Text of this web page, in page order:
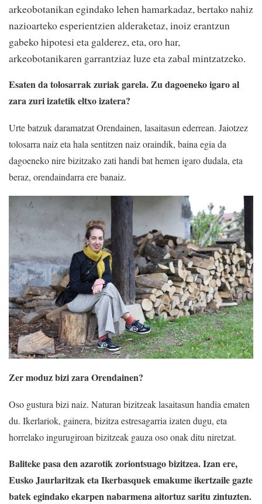
arkeobotanikan egindako lehen hamarkadaz, bertako nahiz
nazioarteko esperientzien alderaketaz, inoiz erantzun
gabeko hipotesi eta galderez, eta, oro har,
arkeobotanikaren garrantziaz luze eta zabal mintzatzeko.
Esaten da tolosarrak zuriak garela. Zu dagoeneko igaro al
zara zuri izatetik eltxo izatera?
Urte batzuk daramatzat Orendainen, lasaitasun ederrean. Jaiotzez
tolosarra naiz eta hala sentitzen naiz oraindik, baina egia da
dagoeneko nire bizitzako zati handi bat hemen igaro dudala, eta
beraz, orendaindarra ere banaiz.
Zer moduz bizi zara Orendainen?
Oso gustura bizi naiz. Naturan bizitzeak lasaitasun handia ematen
du. Ikerlariok, gainera, bizitza estresagarria izaten dugu, eta
horrelako ingurugiroan bizitzeak gauza oso onak ditu niretzat.
Baliteke pasa den azarotik zoriontsuago bizitzea. Izan ere,
Eusko Jaurlaritzak eta Ikerbasquek emakume ikertzaile gazte
batek egindako ekarpen nabarmena aitortuz saritu zintuzten.